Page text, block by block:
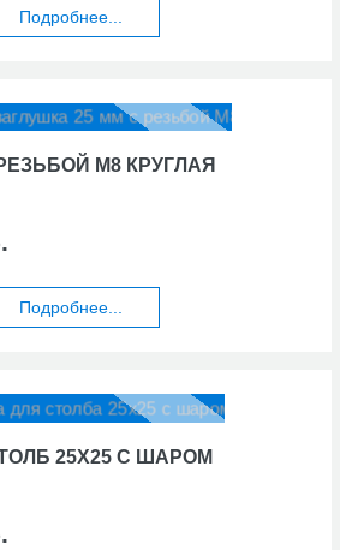
Подробнее...
М8 КРУГЛАЯ
Подробнее...
25Х25 С ШАРОМ